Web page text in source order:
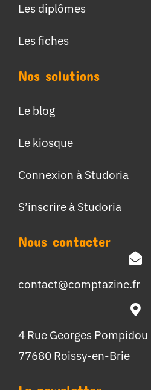
Les diplômes
Les fiches
Nos solutions
Le blog
Le kiosque
Connexion à Studoria
S’inscrire à Studoria
Nous contacter
contact@comptazine.fr
4 Rue Georges Pompidou
77680 Roissy-en-Brie